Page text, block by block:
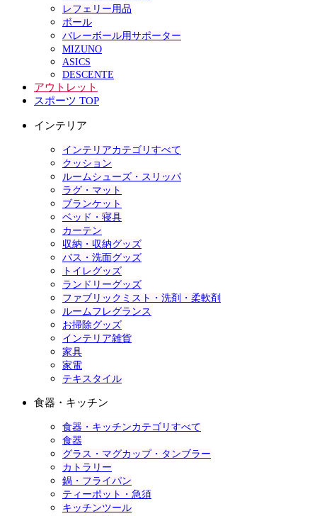
レフェリー用品
ボール
バレーボール用サポーター
MIZUNO
ASICS
DESCENTE
アウトレット
スポーツ TOP
インテリア
インテリアカテゴリすべて
クッション
ルームシューズ・スリッパ
ラグ・マット
ブランケット
ベッド・寝具
カーテン
収納・収納グッズ
バス・洗面グッズ
トイレグッズ
ランドリーグッズ
ファブリックミスト・洗剤・柔軟剤
ルームフレグランス
お掃除グッズ
インテリア雑貨
家具
家電
テキスタイル
食器・キッチン
食器・キッチンカテゴリすべて
食器
グラス・マグカップ・タンブラー
カトラリー
鍋・フライパン
ティーポット・急須
キッチンツール